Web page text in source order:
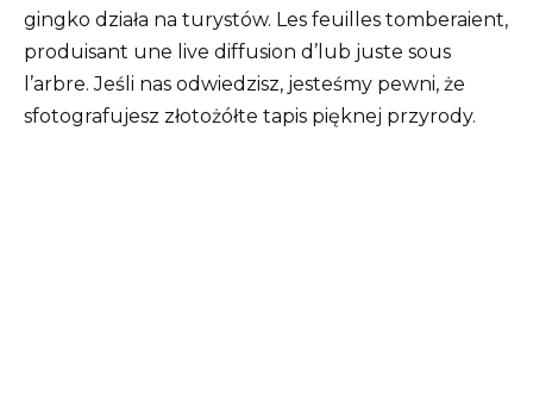
gingko działa na turystów. Les feuilles tomberaient,
produisant une live diffusion d’lub juste sous
l’arbre. Jeśli nas odwiedzisz, jesteśmy pewni, że
sfotografujesz złotożółte tapis pięknej przyrody.